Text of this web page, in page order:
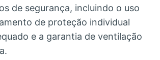
de segurança, incluindo o uso
de proteção individual
e a garantia de ventilação